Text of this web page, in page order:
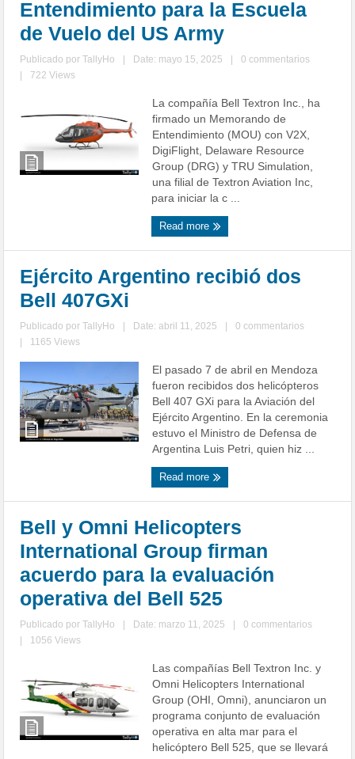
Entendimiento para la Escuela
de Vuelo del US Army
Publicado porTallyHo Date: mayo 15, 2025
0 commentarios
722 Views
La compañía Bell Textron Inc., ha
firmado un Memorando de
Entendimiento (MOU) con V2X,
DigiFlight, Delaware Resource
Group (DRG) y TRU Simulation,
una filial de Textron Aviation Inc,
para iniciar la c ...
Read more
Ejército Argentino recibió dos
Bell 407GXi
Publicado porTallyHo Date: abril 11, 2025
0 commentarios
1165 Views
El pasado 7 de abril en Mendoza
fueron recibidos dos helicópteros
Bell 407 GXi para la Aviación del
Ejército Argentino. En la ceremonia
estuvo el Ministro de Defensa de
Argentina Luis Petri, quien hiz ...
Read more
Bell y Omni Helicopters
International Group firman
acuerdo para la evaluación
operativa del Bell 525
Publicado porTallyHo Date: marzo 11, 2025
0 commentarios
1056 Views
Las compañías Bell Textron Inc. y
Omni Helicopters International
Group (OHI, Omni), anunciaron un
programa conjunto de evaluación
operativa en alta mar para el
helicóptero Bell 525, que se llevará